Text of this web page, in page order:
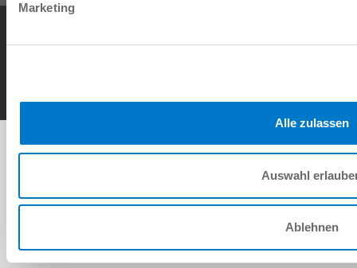
Marketing
Alle zulassen
Auswahl
Ablehnen